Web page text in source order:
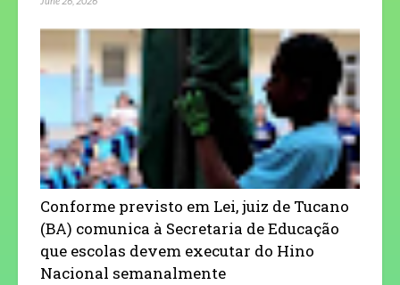
Conforme previsto em Lei, juiz de Tucano
(BA) comunica à Secretaria de Educação
que escolas devem executar do Hino
Nacional semanalmente